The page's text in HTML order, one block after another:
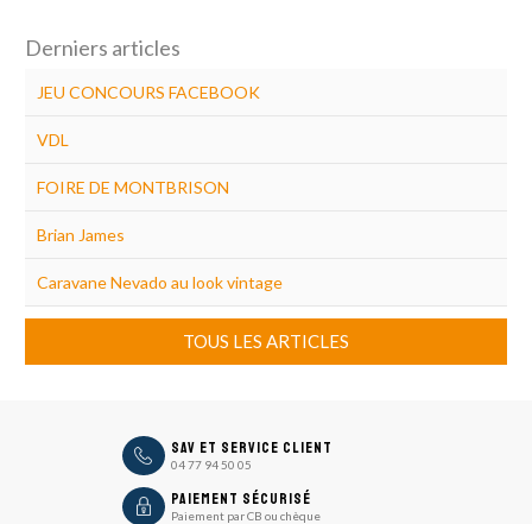
Derniers articles
JEU CONCOURS FACEBOOK
VDL
FOIRE DE MONTBRISON
Brian James
Caravane Nevado au look vintage
TOUS LES ARTICLES
icon SAV et Service Client
04 77 94 50 05
icon Paiement sécurisé
Paiement par CB ou chèque